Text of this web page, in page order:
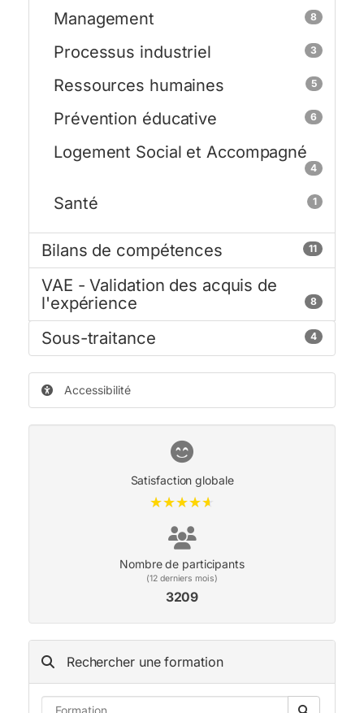
Management 8
Processus industriel 3
Ressources humaines 5
Prévention éducative 6
Logement Social et Accompagné
4
Santé 1
Bilans de compétences 11
VAE - Validation des acquis de
l'expérience
8
Sous-traitance 4
Accessibilité
Satisfaction globale
★★★★★
★★★★★
Nombre de participants
(12 derniers mois)
3209
Rechercher une formation